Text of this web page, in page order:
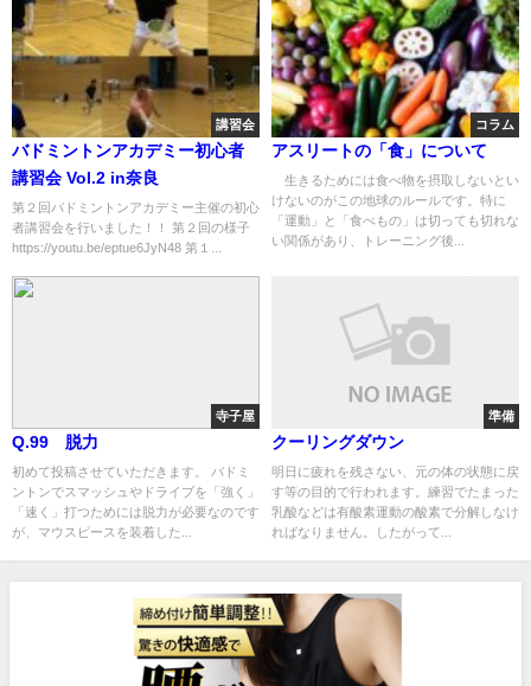
講習会
バドミントンアカデミー初心者
講習会 Vol.2 in奈良
第２回バドミントンアカデミー主催の初心
者講習会を行いました！！ 第２回の様子
https://youtu.be/eptue6JyN48 第１...
コラム
アスリートの「食」について
生きるためには食べ物を摂取しないとい
けないのがこの地球のルールです。特に
「運動」と「食べもの」は切っても切れな
い関係があり、トレーニング後...
寺子屋
Q.99 脱力
初めて投稿させていただきます。 バドミ
ントンでスマッシュやドライブを「強く」
「速く」打つためには脱力が必要なのです
が、マウスピースを装着した...
準備
クーリングダウン
明日に疲れを残さない、元の体の状態に戻
す等の目的で行われます。練習でたまった
乳酸などは有酸素運動の酸素で分解しなけ
ればなりません。したがって...